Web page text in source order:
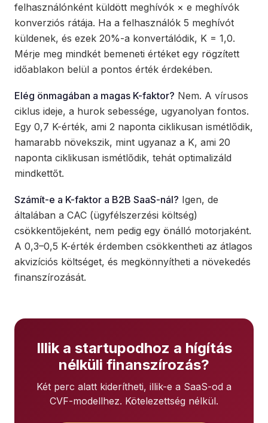
felhasználónként küldött meghívók × e meghívók
konverziós rátája. Ha a felhasználók 5 meghívót
küldenek, és ezek 20%-a konvertálódik, K = 1,0.
Mérje meg mindkét bemeneti értéket egy rögzített
időablakon belül a pontos érték érdekében.
Elég önmagában a magas K-faktor? Nem. A vírusos
ciklus ideje, a hurok sebessége, ugyanolyan fontos.
Egy 0,7 K-érték, ami 2 naponta ciklikusan ismétlődik,
hamarabb növekszik, mint ugyanaz a K, ami 20
naponta ciklikusan ismétlődik, tehát optimalizáld
mindkettőt.
Számít-e a K-faktor a B2B SaaS-nál? Igen, de
általában a CAC (ügyfélszerzési költség)
csökkentőjeként, nem pedig egy önálló motorjaként.
A 0,3–0,5 K-érték érdemben csökkentheti az átlagos
akvizíciós költséget, és megkönnyítheti a növekedés
finanszírozását.
Illik a startupodhoz a hígítás
nélküli finanszírozás?
Két perc alatt kiderítheti, illik-e a SaaS-od a
CVF-modellhez. Kötelezettség nélkül.